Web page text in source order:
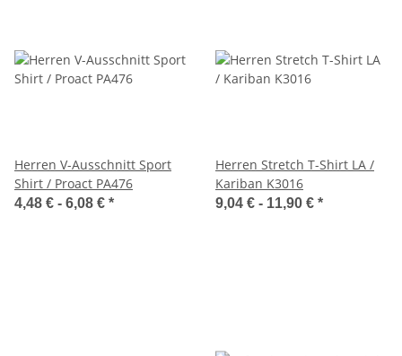
Herren V-Ausschnitt Sport
Shirt / Proact PA476
4,48 € - 6,08 € *
Herren Stretch T-Shirt LA /
Kariban K3016
9,04 € - 11,90 € *